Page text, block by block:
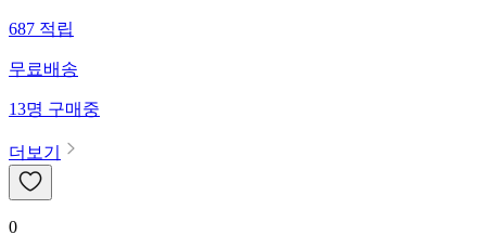
687적립
무료배송
13명구매중
더보기